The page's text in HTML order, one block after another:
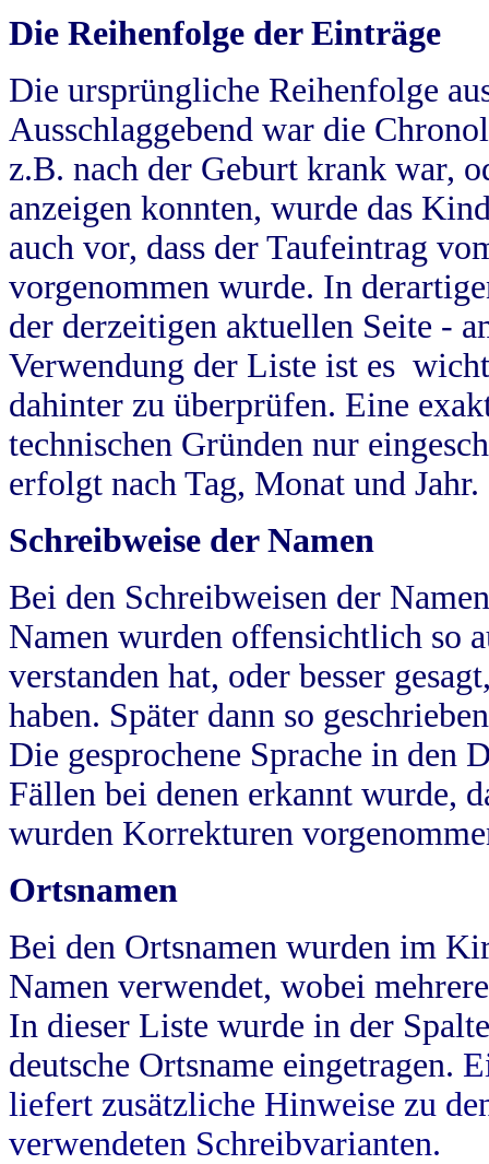
Die Reihenfolge der Einträge
Die ursprüngliche Reihenfolge
Ausschlaggebend war die
z.B. nach der Geburt krank war,
anzeigen konnten, wurde das
auch vor, dass der Taufeintrag
vorgenommen wurde. In
der derzeitigen aktuellen Seite -
Verwendung der Liste ist es
dahinter zu überprüfen. Eine
technischen Gründen nur
erfolgt nach Tag, Monat und Jahr.
Schreibweise der Namen
Bei den Schreibweisen der
Namen wurden offensichtlich so
verstanden hat, oder besser
haben. Später dann so
Die gesprochene Sprache in
Fällen bei denen erkannt wurde,
wurden Korrekturen
Ortsnamen
Bei den Ortsnamen wurden im
Namen verwendet, wobei
In dieser Liste wurde in der
deutsche Ortsname eingetragen.
liefert zusätzliche Hinweise zu
verwendeten Schreibvarianten.